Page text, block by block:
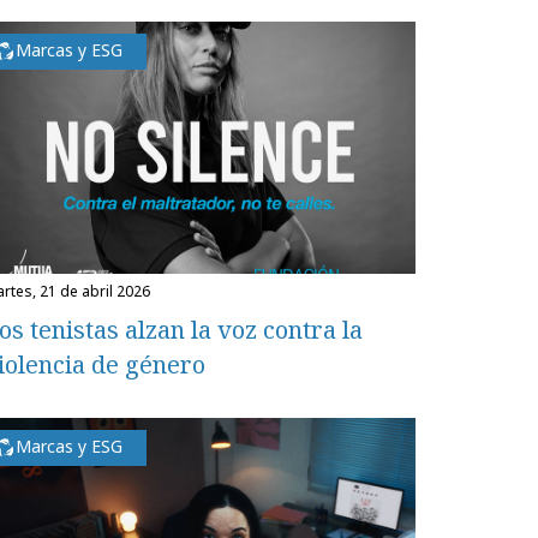
Marcas y ESG
21 de abril 2026
tenistas alzan la voz contra la
de género
Marcas y ESG